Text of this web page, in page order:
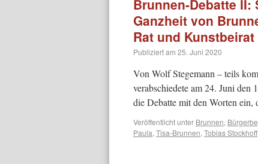
Brunnen-Debatte II:
Ganzheit von
Rat und
Publiziert am 25. Juni 2020
Von Wolf Stegemann – teils
verabschiedete am 24. Juni
die Debatte mit den Worten ein,
Veröffentlicht unter Brunnen,
Paula, Tisa-Brunnen, Tobias Stockhoff